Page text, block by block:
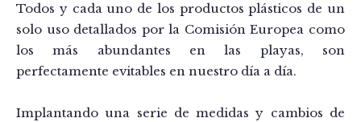
Todos y cada uno de los productos plásticos de un
solo uso detallados por la Comisión Europea como
los más abundantes en las playas, son
perfectamente evitables en nuestro día a día.
Implantando una serie de medidas y cambios de